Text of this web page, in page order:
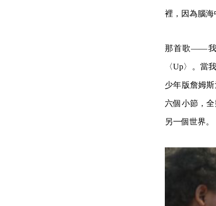
裡，因為腦海
那首歌——我
〈Up〉。當
少年版詹姆
六個小節，
另一個世界。